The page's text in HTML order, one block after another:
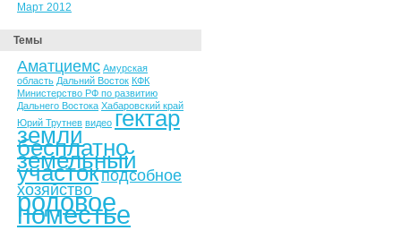
Март 2012
Темы
Аматциемс Амурская
область Дальний Восток КФК
Министерство РФ по развитию
Дальнего Востока Хабаровский край
Юрий Трутнев видео гектар
земли
бесплатно
земельный
участокподсобное
хозяйство
родовое
поместье